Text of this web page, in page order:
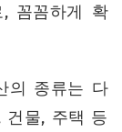
, 꼼꼼하게 확
의 종류는 다
건물, 주택 등